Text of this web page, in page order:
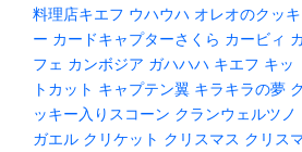
料理店キエフ ウハウハ オレオのクッキ
ー カードキャプターさくら カービィ カ
フェ カンボジア ガハハハ キエフ キッ
トカット キャプテン翼 キラキラの夢 ク
ッキー入りスコーン クランウェルツノ
ガエル クリケット クリスマス クリス